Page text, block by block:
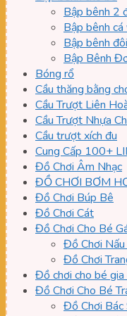
Bập bênh 2
Bập bênh
Bập bênh đôi
Bập Bênh
Bóng rổ
Cầu thăng bằng
Cầu Trượt Liên
Cầu Trượt Nhựa
Cầu trượt xích đu
Cung Cấp 100+
Đồ Chơi Âm Nhạc
ĐỒ CHƠI BƠM
Đồ Chơi Búp Bê
Đồ Chơi Cát
Đồ Chơi Cho Bé
Đồ Chơi
Đồ Chơi
Đồ chơi cho bé gia
Đồ Chơi Cho Bé
Đồ Chơi Bác